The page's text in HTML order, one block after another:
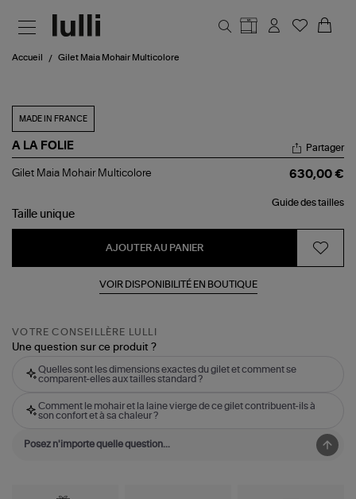
Accueil Gilet Maia Mohair Multicolore
MADE IN FRANCE
A LA FOLIE
Gilet
Multicolore
Partager
Gilet Maia Mohair Multicolore 630,00 €
Guide des tailles
Taille unique
AJOUTER AU PANIER
VOIR DISPONIBILITÉ EN BOUTIQUE
VOTRE CONSEILLÈRE LULLI
Une question sur ce produit ?
Quelles sont les dimensions exactes du gilet et comment se
comparent-elles aux tailles standard ?
Comment le mohair et la laine vierge de ce gilet contribuent-ils à
son confort et à sa chaleur ?